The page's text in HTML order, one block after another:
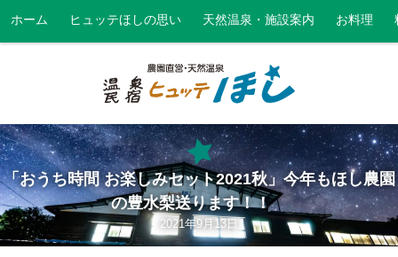
ホーム ヒュッテほしの思い 天然温泉・施設案内 お料理
「おうち時間 お楽しみセット2021秋」今年もほし農園
の豊水梨送ります！！
2021年9月13日